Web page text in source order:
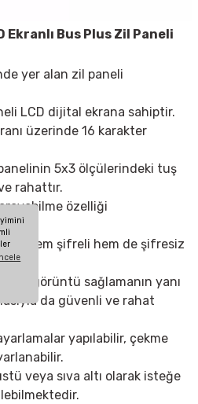
Ekranlı Bus Plus Zil Paneli
yer alan zil paneli
LCD dijital ekrana sahiptir.
üzerinde 16 karakter
5x3 ölçülerindeki tuş
rahattır.
özelliği
hem şifreli hem de şifresiz
görüntü sağlamanın yanı
da güvenli ve rahat
yapılabilir, çekme
veya sıva altı olarak isteğe